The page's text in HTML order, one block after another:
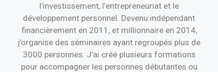
l’investissement, l’entrepreneuriat et le
développement personnel. Devenu indépendant
financièrement en 2011, et millionnaire en 2014,
j’organise des séminaires ayant regroupés plus de
3000 personnes. J’ai créé plusieurs formations
pour accompagner les personnes débutantes ou